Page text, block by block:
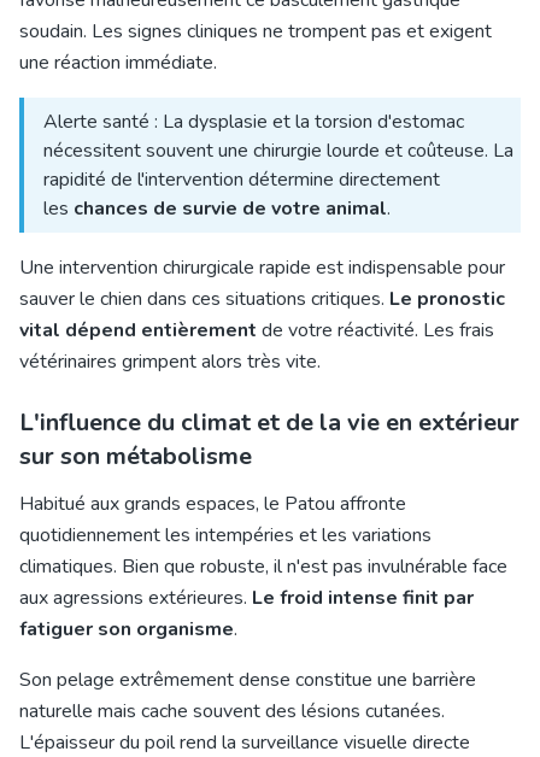
soudain. Les signes cliniques ne trompent pas et exigent
une réaction immédiate.
Alerte santé : La dysplasie et la torsion d'estomac
nécessitent souvent une chirurgie lourde et coûteuse. La
rapidité de l'intervention détermine directement
les chances de survie de votre animal.
Une intervention chirurgicale rapide est indispensable pour
sauver le chien dans ces situations critiques. Le pronostic
vital dépend entièrement de votre réactivité. Les frais
vétérinaires grimpent alors très vite.
L'influence du climat et de la vie en extérieur
sur son métabolisme
Habitué aux grands espaces, le Patou affronte
quotidiennement les intempéries et les variations
climatiques. Bien que robuste, il n'est pas invulnérable face
aux agressions extérieures. Le froid intense finit par
fatiguer son organisme.
Son pelage extrêmement dense constitue une barrière
naturelle mais cache souvent des lésions cutanées.
L'épaisseur du poil rend la surveillance visuelle directe